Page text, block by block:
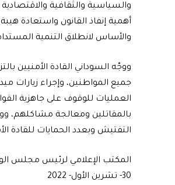
والسياسية والثقافية
أهمية إنفاذ القانون واستعادة
والأساس لانطلاق التنمية
ووجّه السوداني القادة الأمنيين
جميع المواطنين، وإجراء زيارات
العمليات للوقوف على جاهزية
بالمقاتلين ومعالجة مشاكلهم،
التفتيش وبعدد الحمايات للقادة
المكتب الإعلامي لرئيس مجلس
30- تشرين الأول- 2022